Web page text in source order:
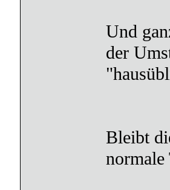
Und
der
Bleibt